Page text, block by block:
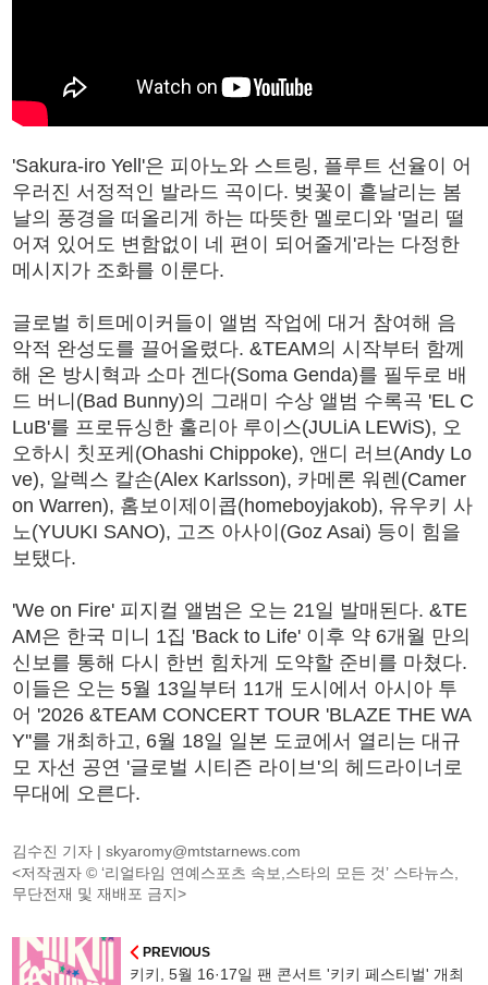
'Sakura-iro Yell'은 피아노와 스트링, 플루트 선율이 어
우러진 서정적인 발라드 곡이다. 벚꽃이 흩날리는 봄
날의 풍경을 떠올리게 하는 따뜻한 멜로디와 '멀리 떨
어져 있어도 변함없이 네 편이 되어줄게'라는 다정한
메시지가 조화를 이룬다.
글로벌 히트메이커들이 앨범 작업에 대거 참여해 음
악적 완성도를 끌어올렸다. &TEAM의 시작부터 함께
해 온 방시혁과 소마 겐다(Soma Genda)를 필두로 배
드 버니(Bad Bunny)의 그래미 수상 앨범 수록곡 'EL C
LuB'를 프로듀싱한 훌리아 루이스(JULiA LEWiS), 오
오하시 칫포케(Ohashi Chippoke), 앤디 러브(Andy Lo
ve), 알렉스 칼손(Alex Karlsson), 카메론 워렌(Camer
on Warren), 홈보이제이콥(homeboyjakob), 유우키 사
노(YUUKI SANO), 고즈 아사이(Goz Asai) 등이 힘을
보탰다.
'We on Fire' 피지컬 앨범은 오는 21일 발매된다. &TE
AM은 한국 미니 1집 'Back to Life' 이후 약 6개월 만의
신보를 통해 다시 한번 힘차게 도약할 준비를 마쳤다.
이들은 오는 5월 13일부터 11개 도시에서 아시아 투
어 '2026 &TEAM CONCERT TOUR 'BLAZE THE WA
Y''를 개최하고, 6월 18일 일본 도쿄에서 열리는 대규
모 자선 공연 '글로벌 시티즌 라이브'의 헤드라이너로
무대에 오른다.
김수진 기자 |skyaromy@mtstarnews.com
<저작권자 © ‘리얼타임 연예스포츠 속보,스타의 모든 것’ 스타뉴스,
무단전재 및 재배포 금지>
PREVIOUS
키키, 5월 16·17일 팬 콘서트 '키키 페스티벌' 개최